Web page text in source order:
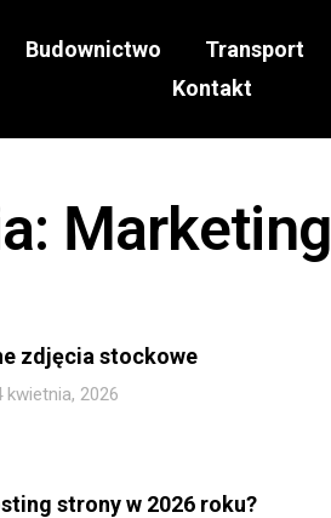
Budownictwo Transport
Kontakt
Marketing
zdjęcia stockowe
kwietnia, 2026
strony w 2026 roku?